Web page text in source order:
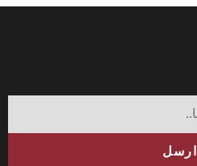
ارسل